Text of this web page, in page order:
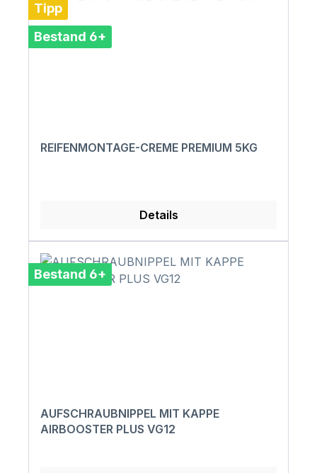
Tipp
Bestand 6+
REIFENMONTAGE-CREME PREMIUM 5KG
Details
Bestand 6+
AUFSCHRAUBNIPPEL MIT KAPPE
AIRBOOSTER PLUS VG12